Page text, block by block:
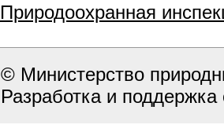
Природоохранная
© Министерство
Разработка и